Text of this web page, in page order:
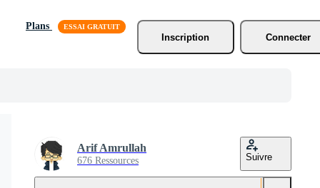
Plans
Inscription
Connecter
Arif Amrullah
676 Ressources Suivre